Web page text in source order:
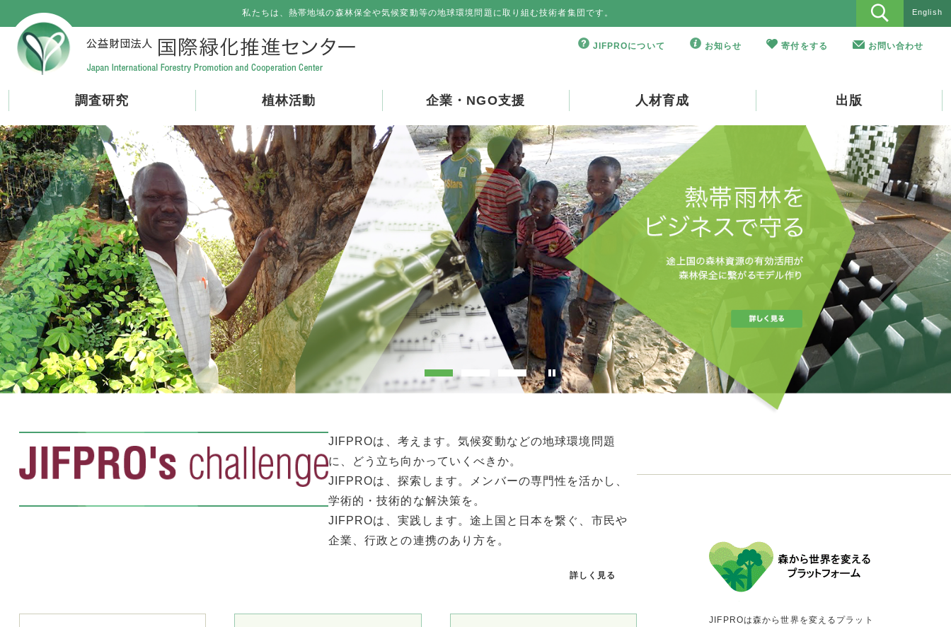
私たちは、熱帯地域の森林保全や気候変動等の地球環境問題に取り組む技術者集団です。 English
JIFPROについて お知らせ 寄付をする お問い合わせ
調査研究 植林活動 企業・NGO支援 人材育成 出版
JIFPROは、考えます。気候変動などの地球環境問題
に、どう立ち向かっていくべきか。
JIFPROは、探索します。メンバーの専門性を活かし、
学術的・技術的な解決策を。
JIFPROは、実践します。途上国と日本を繋ぐ、市民や
企業、行政との連携のあり方を。
詳しく見る
JIFPROは森から世界を変えるプラット